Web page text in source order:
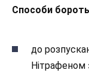
Способи
до
Нітрафеном